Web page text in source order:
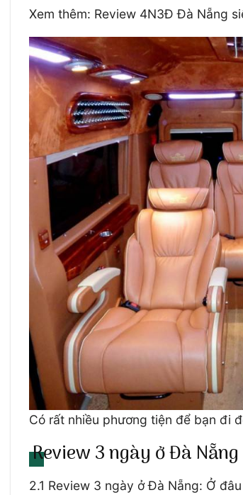
Xem thêm: Review 4N3Đ Đà Nẵng
Có rất nhiều phương tiện để bạn đi
Review 3 ngày ở Đà Nẵng
2.1 Review 3 ngày ở Đà Nẵng: Ở